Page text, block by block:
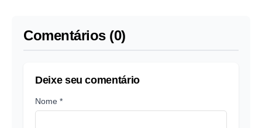
Comentários (0)
Deixe seu comentário
Nome *